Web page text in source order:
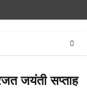
जयंती सप्ताह